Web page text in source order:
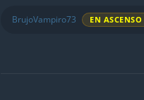
BrujoVampiro73 EN ASCENSO